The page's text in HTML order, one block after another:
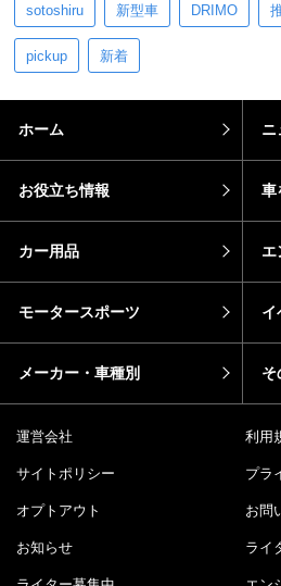
sotoshiru 新型車 DRIMO
pickup 新着
ホーム ニ
お役立ち情報 車
カー用品 エ
モータースポーツ イ
メーカー・車種別 そ
運営会社 利用
サイトポリシー プラ
オプトアウト お問
お知らせ ライ